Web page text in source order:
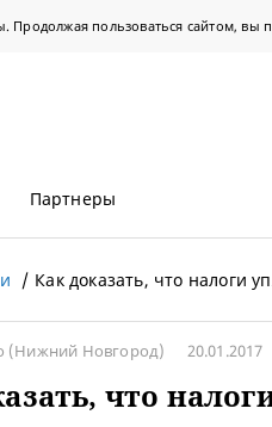
пользоваться сайтом, вы
Партнеры
Как доказать, что налоги
(Нижний Новгород) 20.01.2017
что